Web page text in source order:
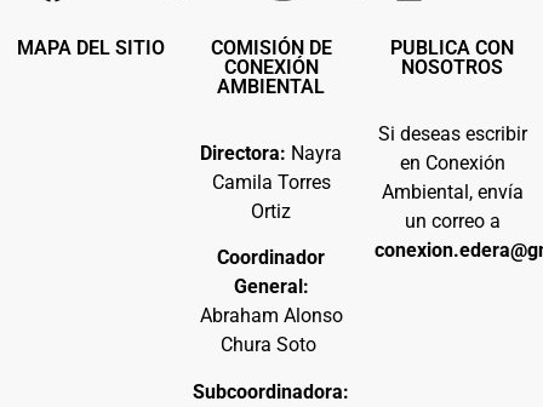
MAPA DEL SITIO
COMISIÓN DE
CONEXIÓN
AMBIENTAL
Directora: Nayra
Camila Torres
Ortiz
Coordinador
General:
Abraham Alonso
Chura Soto
Subcoordinadora:
PUBLICA CON
NOSOTROS
Si deseas escribir
en Conexión
Ambiental, envía
un correo a